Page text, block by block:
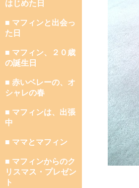
はじめた日
■ マフィンと出会っ
た日
■ マフィン、２０歳
の誕生日
■ 赤いベレーの、オ
シャレの春
■ マフィンは、出張
中
■ ママとマフィン
■ マフィンからのク
リスマス・プレゼン
ト